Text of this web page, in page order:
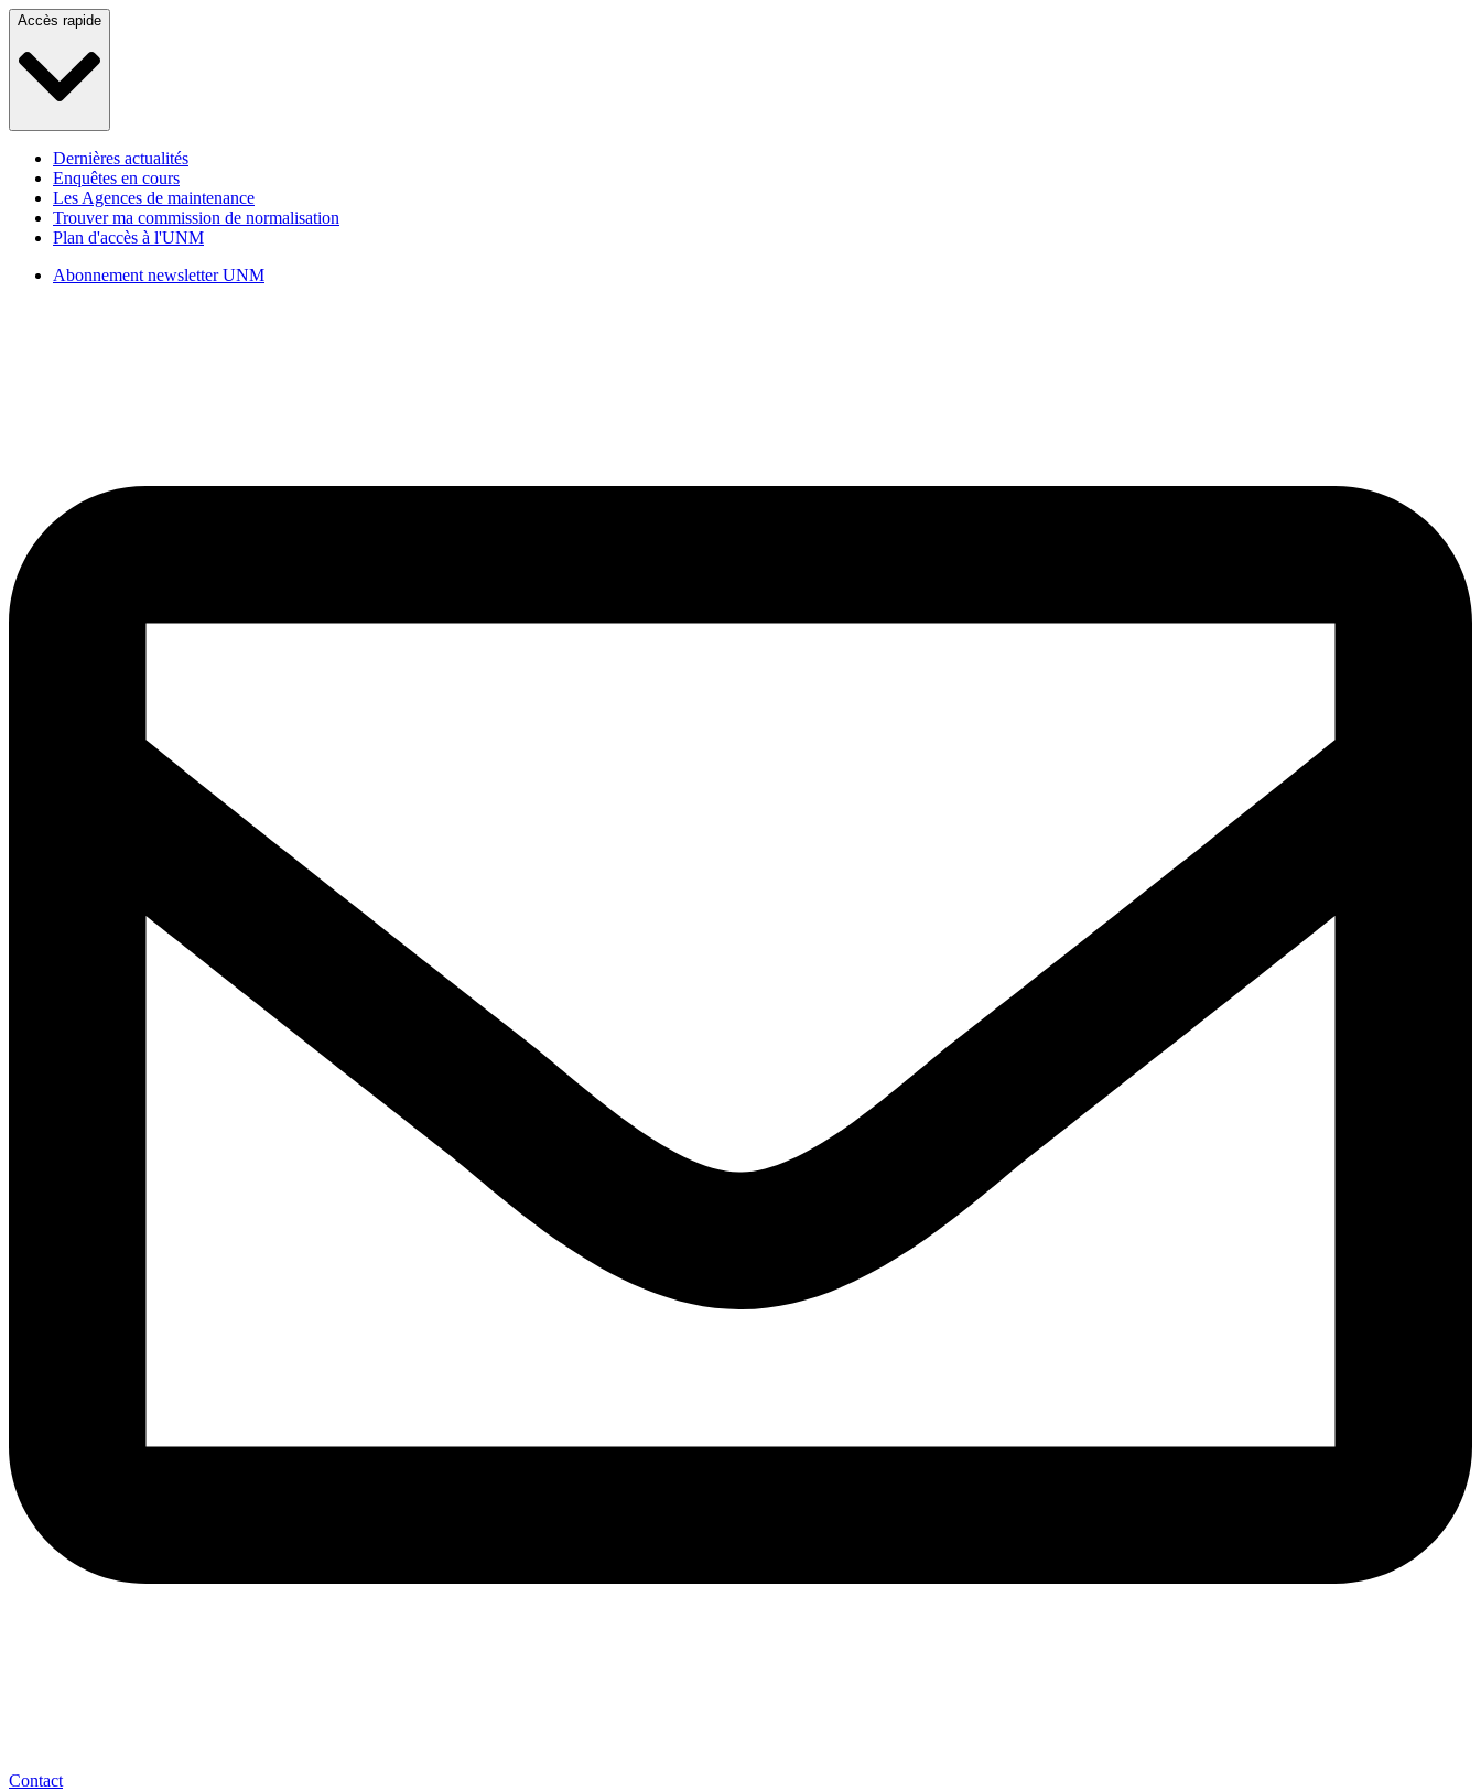
Aller
contenu
Accès rapide
Dernières actualités
Enquêtes en cours
Les Agences de maintenance
Trouver ma commission de normalisation
Plan d'accès à l'UNM
Abonnement newsletter UNM
Contact